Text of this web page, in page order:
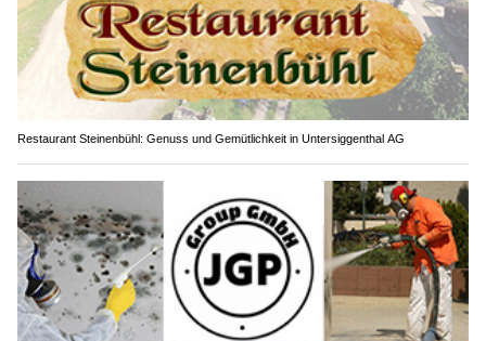
Restaurant Steinenbühl: Genuss und Gemütlichkeit in Untersiggenthal AG